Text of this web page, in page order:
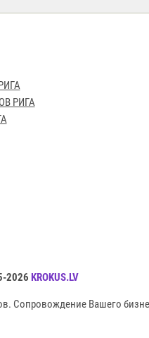
РИГА
2026 KROKUS.LV
Сопровождение Вашего